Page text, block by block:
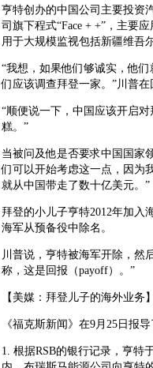
亨特创办的中国公司主要投资
司旗下程式“Face + +”，主要
用于大规模监视包括新疆维吾
“我想，如果他们够诚实，他
们应该调查拜登一家。”川普在
“顺便说一下，中国应该开启
糕。”
当被问及他是否要求中国国家
们可以开始考虑这一点，因为
就从中国带走了数十亿美元。”
拜登的小儿子亨特2012年加入
海军从预备役中除名。
川普说，亨特被海军开除，然
称，这是回报（payoff）。”
【美媒：拜登儿子的海外业务】
《福克斯新闻》在9月25日报
1. 根据RSB的银行记录，亨特